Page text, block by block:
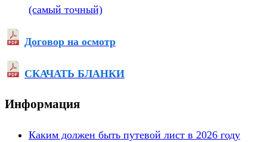
(самый точный)
Договор на осмотр
СКАЧАТЬ БЛАНКИ
Информация
Каким должен быть путевой лист в 2026 году